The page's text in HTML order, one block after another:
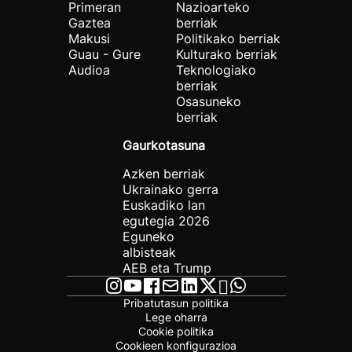
Primeran
Gaztea
Makusi
Guau - Gure
Audioa
Nazioarteko
berriak
Politikako berriak
Kulturako berriak
Teknologiako
berriak
Osasuneko
berriak
Gaurkotasuna
Azken berriak
Ukrainako gerra
Euskadiko lan
egutegia 2026
Eguneko
albisteak
AEB eta Trump
Pribatutasun politika
Lege oharra
Cookie politika
Cookieen konfigurazioa